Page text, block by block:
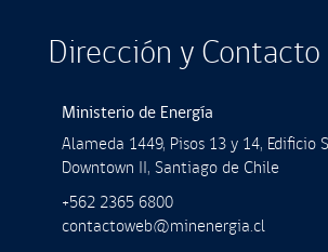
Dirección y Contacto
Ministerio de Energía
Alameda 1449, Pisos 13 y 14, Ediﬁcio
Downtown II, Santiago de Chile
+562 2365 6800
contactoweb@minenergia.cl